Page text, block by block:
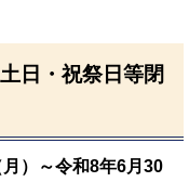
土日・祝祭日等閉
）～令和8年6月30